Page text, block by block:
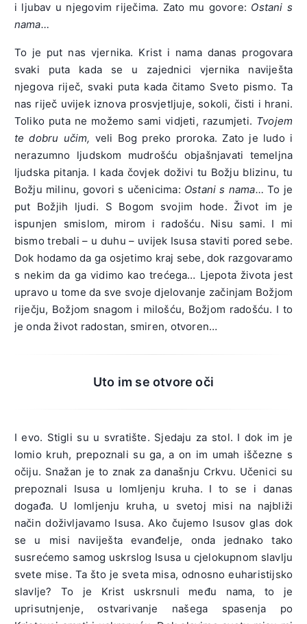
i ljubav u njegovim riječima. Zato mu govore: Ostani s
nama…
To je put nas vjernika. Krist i nama danas progovara
svaki puta kada se u zajednici vjernika naviješta
njegova riječ, svaki puta kada čitamo Sveto pismo. Ta
nas riječ uvijek iznova prosvjetljuje, sokoli, čisti i hrani.
Toliko puta ne možemo sami vidjeti, razumjeti. Tvojem
te dobru učim, veli Bog preko proroka. Zato je ludo i
nerazumno ljudskom mudrošću objašnjavati temeljna
ljudska pitanja. I kada čovjek doživi tu Božju blizinu, tu
Božju milinu, govori s učenicima: Ostani s nama… To je
put Božjih ljudi. S Bogom svojim hode. Život im je
ispunjen smislom, mirom i radošću. Nisu sami. I mi
bismo trebali – u duhu – uvijek Isusa staviti pored sebe.
Dok hodamo da ga osjetimo kraj sebe, dok razgovaramo
s nekim da ga vidimo kao trećega… Ljepota života jest
upravo u tome da sve svoje djelovanje začinjam Božjom
riječju, Božjom snagom i milošću, Božjom radošću. I to
je onda život radostan, smiren, otvoren…
Uto im se otvore oči
I evo. Stigli su u svratište. Sjedaju za stol. I dok im je
lomio kruh, prepoznali su ga, a on im umah iščezne s
očiju. Snažan je to znak za današnju Crkvu. Učenici su
prepoznali Isusa u lomljenju kruha. I to se i danas
događa. U lomljenju kruha, u svetoj misi na najbliži
način doživljavamo Isusa. Ako čujemo Isusov glas dok
se u misi naviješta evanđelje, onda jednako tako
susrećemo samog uskrslog Isusa u cjelokupnom slavlju
svete mise. Ta što je sveta misa, odnosno euharistijsko
slavlje? To je Krist uskrsnuli među nama, to je
uprisutnjenje, ostvarivanje našega spasenja po